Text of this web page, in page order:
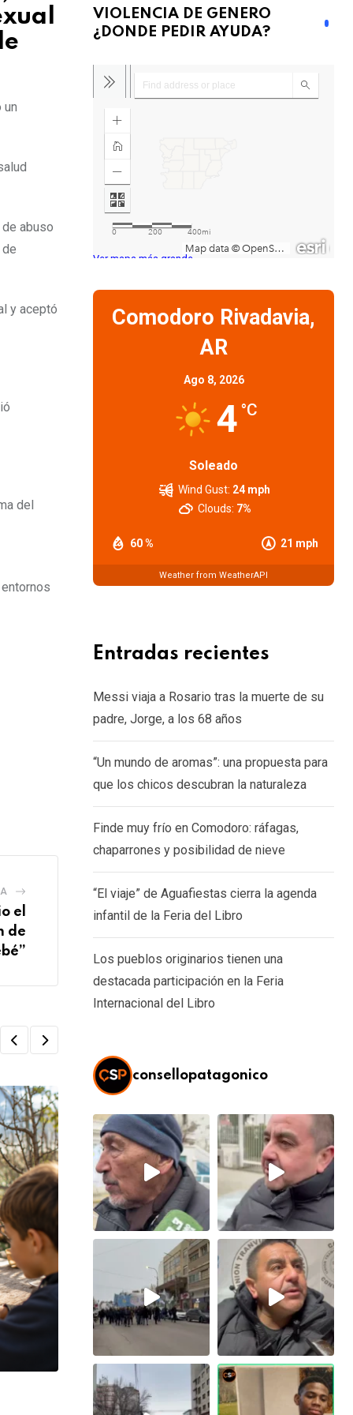
un
abuso
y aceptó
del
el
de
ESTADO DEL TIEMPO
VIOLENCIA DE GENERO
¿DONDE PEDIR AYUDA?
Ver mapa más grande
Comodoro Rivadavia,
AR
Ago 8, 2026
4 °C
Soleado
60 % 21 mph
Wind Gust: 24 mph
Clouds: 7%
Weather from WeatherAPI
Entradas recientes
Messi viaja a Rosario tras la muerte de su
padre, Jorge, a los 68 años
“Un mundo de aromas”: una propuesta para
que los chicos descubran la naturaleza
Finde muy frío en Comodoro: ráfagas,
chaparrones y posibilidad de nieve
“El viaje” de Aguafiestas cierra la agenda
infantil de la Feria del Libro
Los pueblos originarios tienen una
destacada participación en la Feria
Internacional del Libro
consellopatagonico